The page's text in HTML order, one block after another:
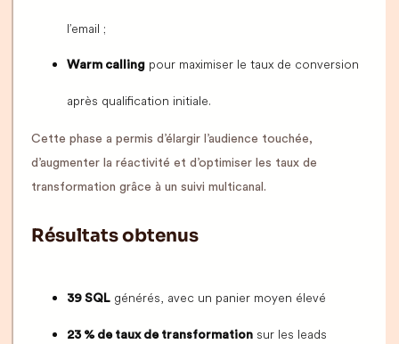
l’email ;
Warm calling pour maximiser le taux de conversion
après qualification initiale.
Cette phase a permis d’élargir l’audience touchée,
d’augmenter la réactivité et d’optimiser les taux de
transformation grâce à un suivi multicanal.
Résultats obtenus
39 SQL générés, avec un panier moyen élevé
23 % de taux de transformation sur les leads